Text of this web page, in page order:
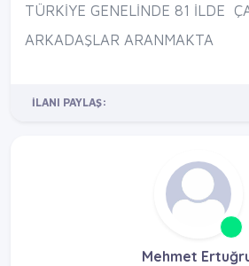
TÜRKİYE GENELİNDE 81 İLDE
ARKADAŞLAR ARANMAKTA
İLANI PAYLAŞ:
Mehmet